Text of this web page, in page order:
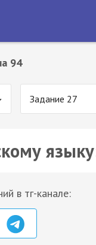
94
Задание 27
в тг-канале: